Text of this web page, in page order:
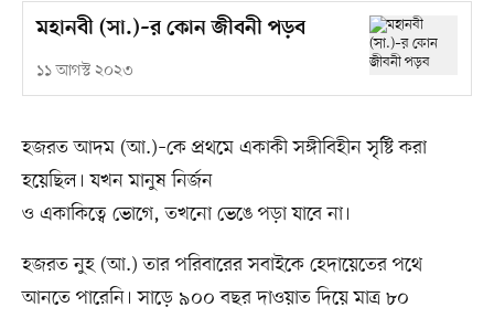
মহানবী (সা.)–র কোন জীবনী পড়ব
১১ আগস্ট ২০২৩
হজরত আদম (আ.)–কে প্রথমে একাকী সঙ্গীবিহীন সৃষ্টি করা
হয়েছিল। যখন মানুষ নির্জন
ও একাকিত্বে ভোগে, তখনো ভেঙে পড়া যাবে না।
হজরত নুহ (আ.) তার পরিবারের সবাইকে হেদায়েতের পথে
আনতে পারেনি। সাড়ে ৯০০ বছর দাওয়াত দিয়ে মাত্র ৮০